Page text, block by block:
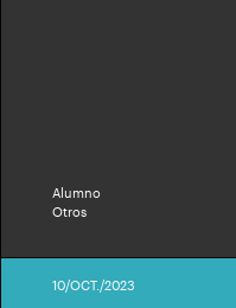
Alumno
Otros
10/OCT./2023